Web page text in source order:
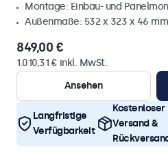
Montage: Einbau- und
Außenmaße: 532 x 323 x 46 mm
849,00 €
1.010,31 € inkl. MwSt.
Ansehen
Langfristige
Verfügbarkeit
Kostenloser
Versand &